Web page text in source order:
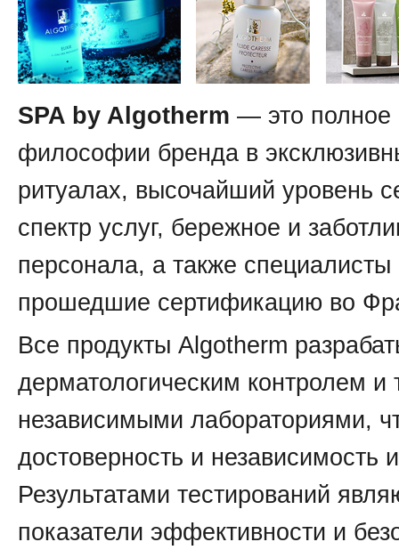
SPA by Algotherm — это полное
философии бренда в
ритуалах, высочайший уровень
спектр услуг, бережное и
персонала, а также специалисты
прошедшие сертификацию во
Все продукты Algotherm
дерматологическим контролем и
независимыми лабораториями,
достоверность и независимость
Результатами тестирований
показатели эффективности и